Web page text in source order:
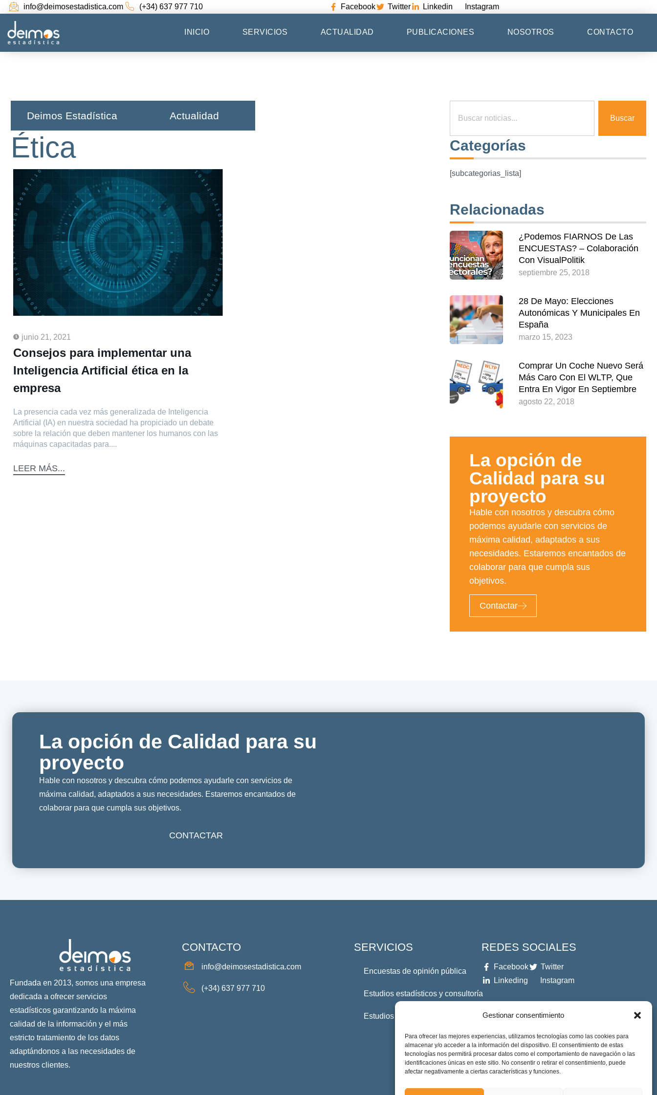
Gestionar consentimiento
Para ofrecer las mejores experiencias, utilizamos tecnologías como las cookies para
almacenar y/o acceder a la información del dispositivo. El consentimiento de estas
tecnologías nos permitirá procesar datos como el comportamiento de navegación o las
identificaciones únicas en este sitio. No consentir o retirar el consentimiento, puede
afectar negativamente a ciertas características y funciones.
info@deimosestadistica.com (+34) 637 977 710 Facebook Twitter Linkedin Instagram
INICIO SERVICIOS ACTUALIDAD PUBLICACIONES NOSOTROS CONTACTO
Buscar
Categorías
[subcategorias_lista]
Relacionadas
¿Podemos FIARNOS De Las
ENCUESTAS? – Colaboración
Con VisualPolitik
septiembre 25, 2018
28 De Mayo: Elecciones
Autonómicas Y Municipales En
España
marzo 15, 2023
Comprar Un Coche Nuevo Será
Más Caro Con El WLTP, Que
Entra En Vigor En Septiembre
agosto 22, 2018
La opción de
Calidad para su
proyecto​
Hable con nosotros y descubra cómo
podemos ayudarle con servicios de
máxima calidad, adaptados a sus
necesidades. Estaremos encantados de
colaborar para que cumpla sus
objetivos.
Contactar
Deimos Estadística​ Actualidad
Ética
junio 21, 2021
Consejos para implementar una
Inteligencia Artificial ética en la
empresa
La presencia cada vez más generalizada de Inteligencia
Artificial (IA) en nuestra sociedad ha propiciado un debate
sobre la relación que deben mantener los humanos con las
máquinas capacitadas para....
LEER MÁS...
La opción de Calidad para su
proyecto
Hable con nosotros y descubra cómo podemos ayudarle con servicios de
máxima calidad, adaptados a sus necesidades. Estaremos encantados de
colaborar para que cumpla sus objetivos.
CONTACTAR
Fundada en 2013, somos una empresa
dedicada a ofrecer servicios
estadísticos garantizando la máxima
calidad de la información y el más
estricto tratamiento de los datos
adaptándonos a las necesidades de
nuestros clientes.
CONTACTO
info@deimosestadistica.com
(+34) 637 977 710
SERVICIOS
Encuestas de opinión pública
Estudios estadísticos y consultoría
Estudios Profesionales
REDES SOCIALES
Facebook
Twitter
Linkeding
Instagram